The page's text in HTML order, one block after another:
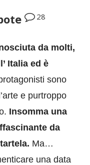
28
da molti,
Italia ed è
sono
e purtroppo
Insomma una
da
Ma…
una data